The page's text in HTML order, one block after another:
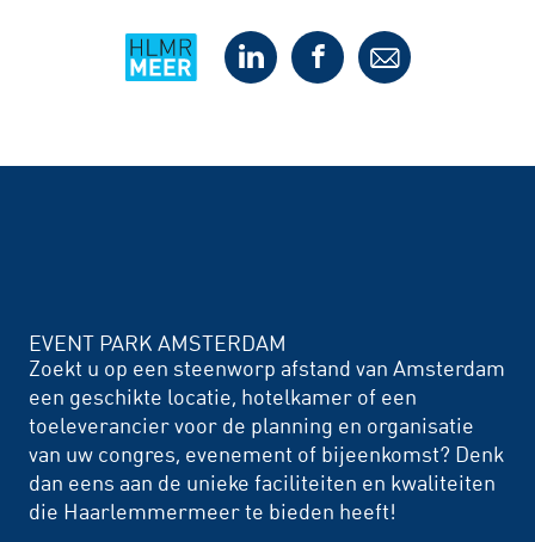
EVENT PARK AMSTERDAM
Zoekt u op een steenworp afstand van Amsterdam
een geschikte locatie, hotelkamer of een
toeleverancier voor de planning en organisatie
van uw congres, evenement of bijeenkomst? Denk
dan eens aan de unieke faciliteiten en kwaliteiten
die Haarlemmermeer te bieden heeft!